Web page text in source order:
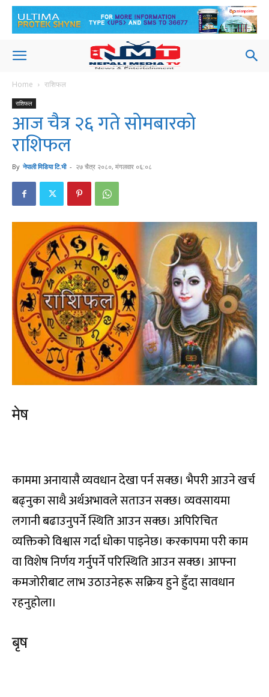
Home राशिफल
राशिफल
आज चैत्र २६ गते सोमबारको
राशिफल
By नेपाली मिडिया टि.भी - २७ चैत्र २०८०, मंगलवार ०६:०८
मेष
काममा अनायासै व्यवधान देखा पर्न सक्छ। भैपरी आउने खर्च
बढ्नुका साथै अर्थअभावले सताउन सक्छ। व्यवसायमा
लगानी बढाउनुपर्ने स्थिति आउन सक्छ। अपिरिचित
व्यक्तिको विश्वास गर्दा धोका पाइनेछ। करकापमा परी काम
वा विशेष निर्णय गर्नुपर्ने परिस्थिति आउन सक्छ। आफ्ना
कमजोरीबाट लाभ उठाउनेहरू सक्रिय हुने हुँदा सावधान
रहनुहोला।
बृष